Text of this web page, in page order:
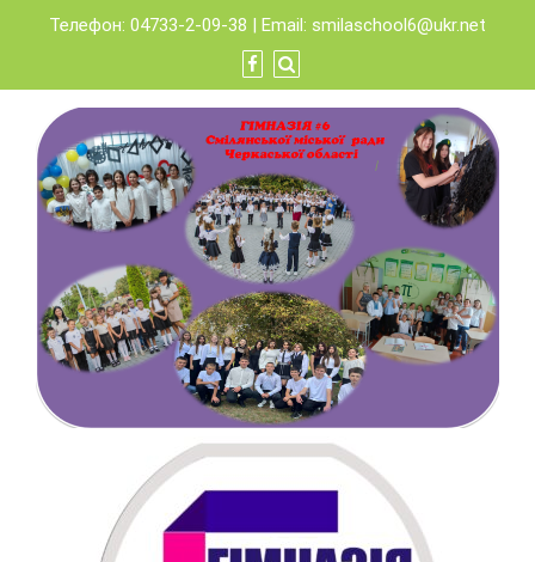
content
Телефон: 04733-2-09-38 | Email: smilaschool6@ukr.net